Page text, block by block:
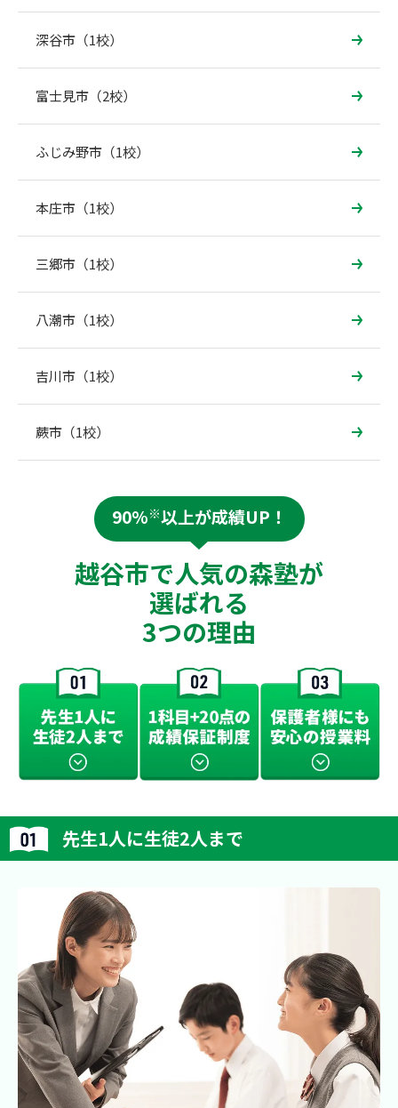
深谷市（1校）
富士見市（2校）
ふじみ野市（1校）
本庄市（1校）
三郷市（1校）
八潮市（1校）
吉川市（1校）
蕨市（1校）
90%※以上が成績UP！
越谷市で人気の森塾が
選ばれる
3つの理由
先生1人に生徒2人まで